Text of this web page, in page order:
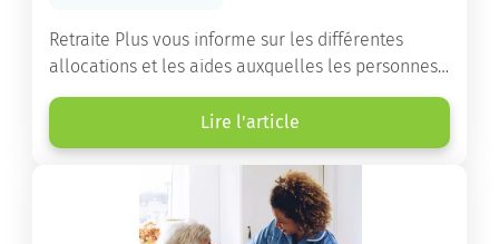
Retraite Plus vous informe sur les différentes
allocations et les aides auxquelles les personnes
âgées ont droit pour financer un séjour en maison
de retraite ou un maintien à domicile.
Lire l'article